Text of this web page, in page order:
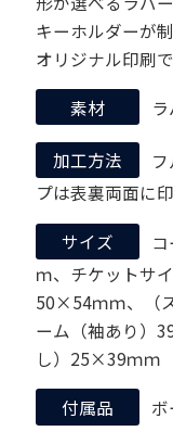
キーホルダーが
オリジナル印刷
素材
加工方法
プは表裏両面に
サイズ
ｍ、チケットサ
50×54ｍｍ、（
ーム（袖あり）
し）25×39ｍｍ
付属品